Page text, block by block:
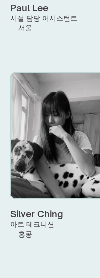
Paul Lee
시설 담당 어시스턴트
서울
Silver Ching
아트 테크니션
홍콩